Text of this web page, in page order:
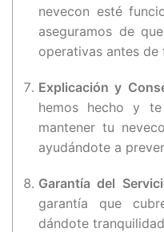
nevecon esté
aseguramos de
operativas antes de
Explicación y
hemos hecho y
mantener tu
ayudándote a
Garantía del
garantía que
dándote